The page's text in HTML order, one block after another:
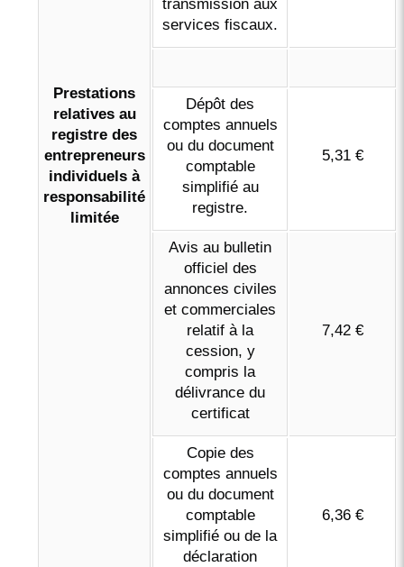
Prestations
relatives au
registre des
entrepreneurs
individuels à
responsabilité
limitée
transmission aux
services fiscaux.
Dépôt des
comptes annuels
ou du document
comptable
simplifié au
registre.
5,31 €
Avis au bulletin
officiel des
annonces civiles
et commerciales
relatif à la
cession, y
compris la
délivrance du
certificat
7,42 €
Copie des
comptes annuels
ou du document
comptable
simplifié ou de la
déclaration
6,36 €